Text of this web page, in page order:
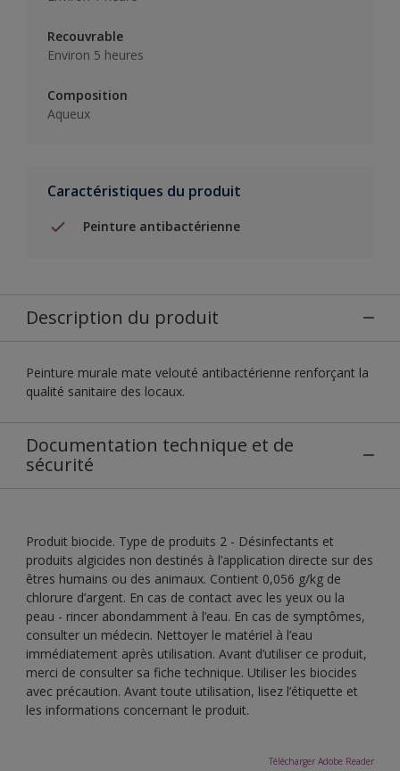
Recouvrable
Environ 5 heures
Composition
Aqueux
Caractéristiques du produit
Peinture antibactérienne
Description du produit
Peinture murale mate velouté antibactérienne renforçant la
qualité sanitaire des locaux.
Documentation technique et de
sécurité
Produit biocide. Type de produits 2 - Désinfectants et
produits algicides non destinés à l’application directe sur des
êtres humains ou des animaux. Contient 0,056 g/kg de
chlorure d’argent. En cas de contact avec les yeux ou la
peau - rincer abondamment à l’eau. En cas de symptômes,
consulter un médecin. Nettoyer le matériel à l’eau
immédiatement après utilisation. Avant d’utiliser ce produit,
merci de consulter sa fiche technique. Utiliser les biocides
avec précaution. Avant toute utilisation, lisez l’étiquette et
les informations concernant le produit.
Télécharger Adobe Reader